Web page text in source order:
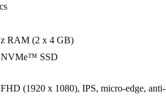
RAM (2 x 4 GB)
NVMe™ SSD
(1920 x 1080), IPS, micro-edge,